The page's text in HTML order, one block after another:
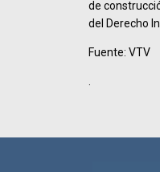
de
del Derecho
Fuente: VTV
.